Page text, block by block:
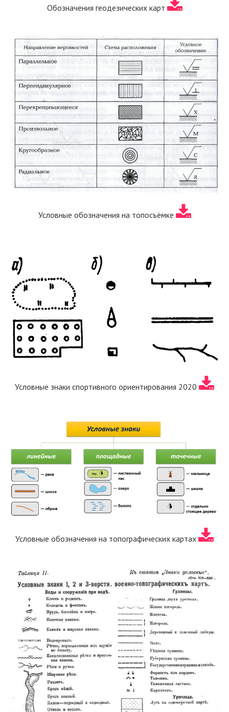
Обозначения геодезических карт
Условные обозначения на топосъёмке
Условные знаки спортивного ориентирования 2020
Условные обозначения на топографических картах